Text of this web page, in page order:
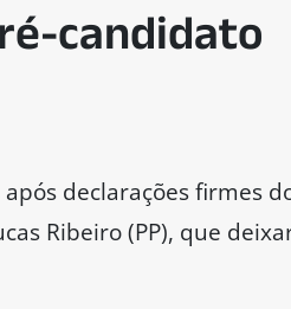
candidato
declarações firmes
Ribeiro (PP), que